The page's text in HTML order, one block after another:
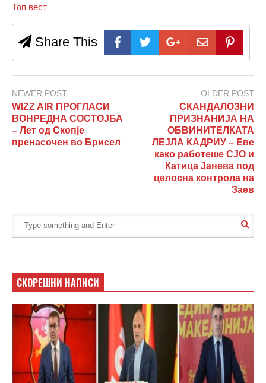
Топ вест
Share This
NEWER POST
WIZZ AIR ПРОГЛAСИ
ВОНРЕДНА СОСТОЈБА
– Лет од Скопје
пренасочен во Брисел
OLDER POST
СКАНДАЛОЗНИ
ПРИЗНАНИЈА НА
ОБВИНИТЕЛКАТА
ЛЕЈЛА КАДРИУ – Еве
како работеше СЈО и
Катица Јанева под
целосна контрола на
Заев
СКОРЕШНИ НАПИСИ